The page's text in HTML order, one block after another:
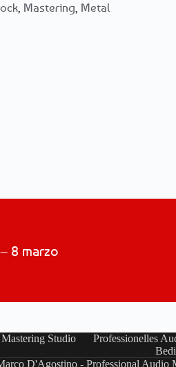
, Mastering, Metal
8 marzo
Studio Professionelles
D'Agostino - Professional Audio